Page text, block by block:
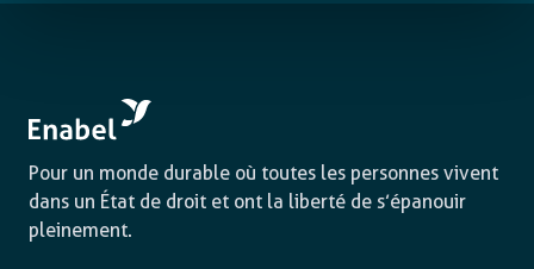
Pour un monde durable où toutes les personnes vivent
dans un État de droit et ont la liberté de s’épanouir
pleinement.